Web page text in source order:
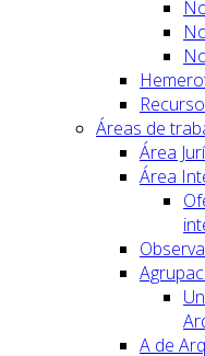
Áreas de
Área
Área
A de